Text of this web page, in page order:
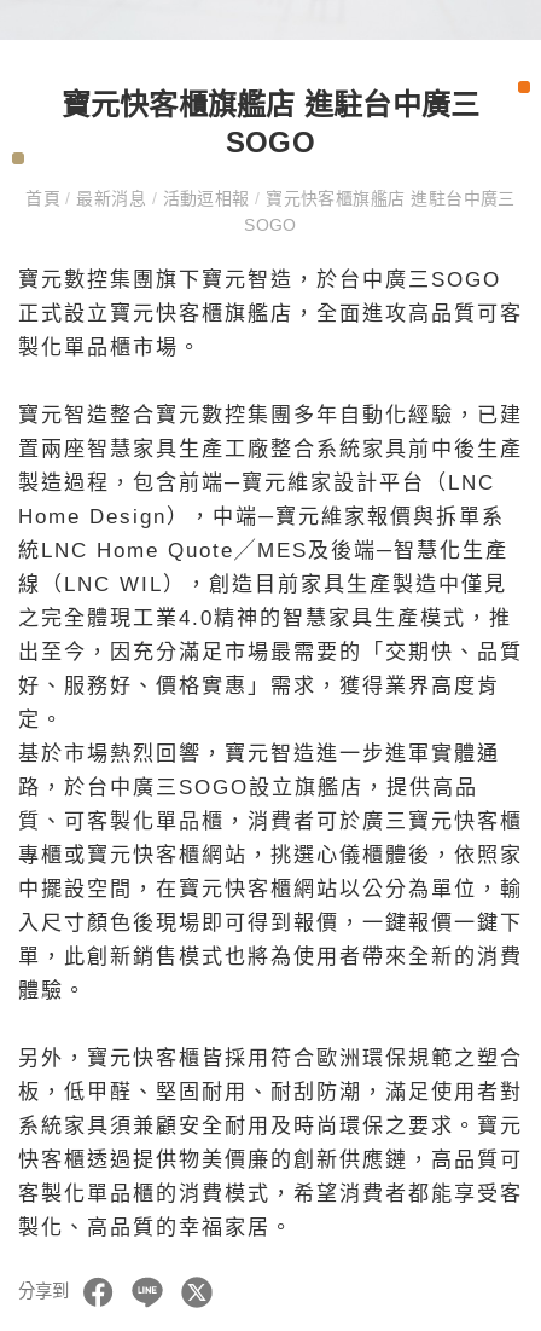
寶元快客櫃旗艦店 進駐台中廣三
SOGO
首頁/ 最新消息 / 活動逗相報/ 寶元快客櫃旗艦店 進駐台中廣三
SOGO
寶元數控集團旗下寶元智造，於台中廣三SOGO
正式設立寶元快客櫃旗艦店，全面進攻高品質可客
製化單品櫃市場。
寶元智造整合寶元數控集團多年自動化經驗，已建
置兩座智慧家具生產工廠整合系統家具前中後生產
製造過程，包含前端─寶元維家設計平台（LNC
Home Design），中端─寶元維家報價與拆單系
統LNC Home Quote╱MES及後端─智慧化生產
線（LNC WIL），創造目前家具生產製造中僅見
之完全體現工業4.0精神的智慧家具生產模式，推
出至今，因充分滿足市場最需要的「交期快、品質
好、服務好、價格實惠」需求，獲得業界高度肯
定。
基於市場熱烈回響，寶元智造進一步進軍實體通
路，於台中廣三SOGO設立旗艦店，提供高品
質、可客製化單品櫃，消費者可於廣三寶元快客櫃
專櫃或寶元快客櫃網站，挑選心儀櫃體後，依照家
中擺設空間，在寶元快客櫃網站以公分為單位，輸
入尺寸顏色後現場即可得到報價，一鍵報價一鍵下
單，此創新銷售模式也將為使用者帶來全新的消費
體驗。
另外，寶元快客櫃皆採用符合歐洲環保規範之塑合
板，低甲醛、堅固耐用、耐刮防潮，滿足使用者對
系統家具須兼顧安全耐用及時尚環保之要求。寶元
快客櫃透過提供物美價廉的創新供應鏈，高品質可
客製化單品櫃的消費模式，希望消費者都能享受客
製化、高品質的幸福家居。
分享到